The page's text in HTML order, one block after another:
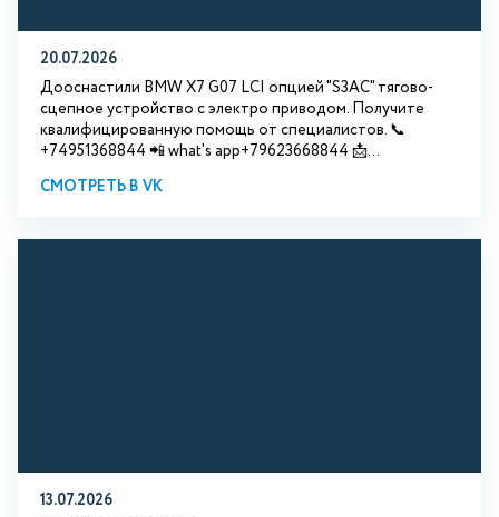
20.07.2026
Дооснастили BMW Х7 G07 LCI опцией "S3АС" тягово-
сцепное устройство с электро приводом. Получите
квалифицированную помощь от специалистов. 📞
+74951368844 📲 what's app+79623668844 📩...
СМОТРЕТЬ В VK
13.07.2026